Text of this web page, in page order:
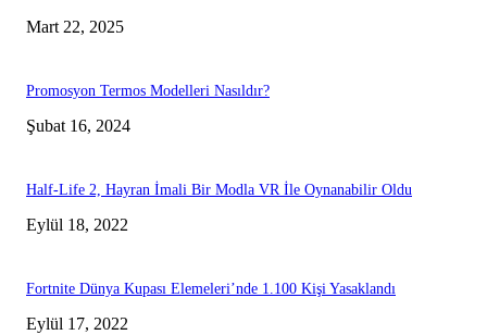
Mart 22, 2025
Promosyon Termos Modelleri Nasıldır?
Şubat 16, 2024
Half-Life 2, Hayran İmali Bir Modla VR İle Oynanabilir Oldu
Eylül 18, 2022
Fortnite Dünya Kupası Elemeleri’nde 1.100 Kişi Yasaklandı
Eylül 17, 2022